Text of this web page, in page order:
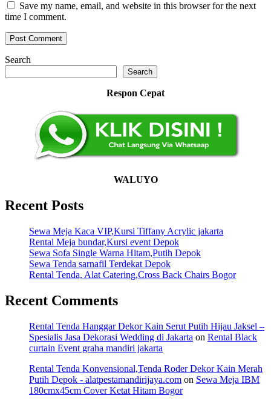
Save my name, email, and website in this browser for the next
time I comment.
Search
Search
Respon Cepat
WALUYO
Recent Posts
Sewa Meja Kaca VIP,Kursi Tiffany Acrylic jakarta
Rental Meja bundar,Kursi event Depok
Sewa Sofa Single Warna Hitam,Putih Depok
Sewa Tenda sarnafil Terdekat Depok
Rental Tenda, Alat Catering,Cross Back Chairs Bogor
Recent Comments
Rental Tenda Hanggar Dekor Kain Serut Putih Hijau Jaksel –
Spesialis Jasa Dekorasi Wedding di Jakarta on Rental Black
curtain Event graha mandiri jakarta
Rental Tenda Konvensional,Tenda Roder Dekor Kain Merah
Putih Depok - alatpestamandirijaya.com on Sewa Meja IBM
180cmx45cm Cover Ketat Hitam Bogor